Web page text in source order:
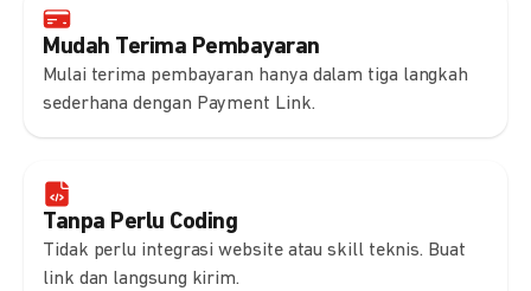
Mudah Terima Pembayaran
Mulai terima pembayaran hanya dalam tiga langkah
sederhana dengan Payment Link.
Tanpa Perlu Coding
Tidak perlu integrasi website atau skill teknis. Buat
link dan langsung kirim.